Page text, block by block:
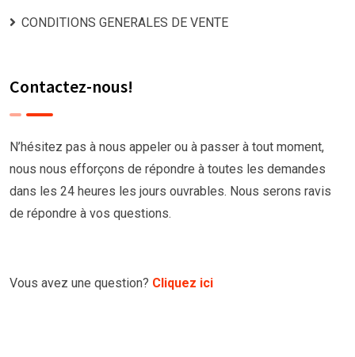
CONDITIONS GENERALES DE VENTE
Contactez-nous!
N’hésitez pas à nous appeler ou à passer à tout moment,
nous nous efforçons de répondre à toutes les demandes
dans les 24 heures les jours ouvrables. Nous serons ravis
de répondre à vos questions.
Vous avez une question? Cliquez ici